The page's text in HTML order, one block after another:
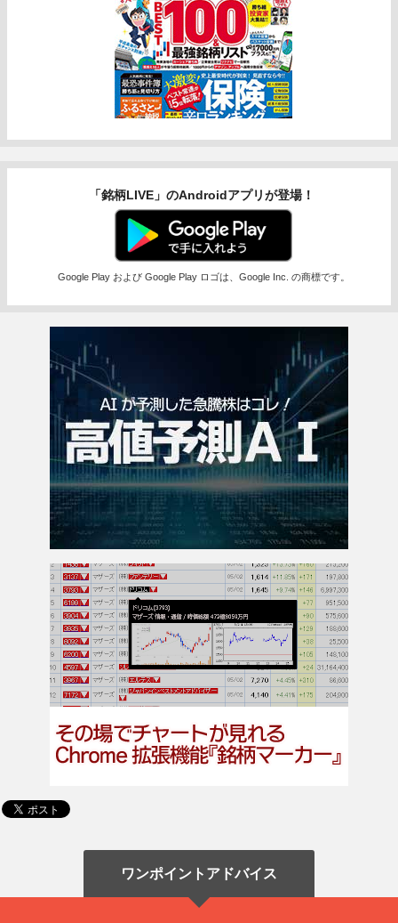
「銘柄LIVE」のAndroidアプリが登場！
Google Play および Google Play ロゴは、Google Inc. の商標です。
ワンポイントアドバイス